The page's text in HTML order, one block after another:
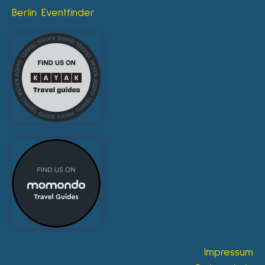
Berlin Eventfinder
Impressum